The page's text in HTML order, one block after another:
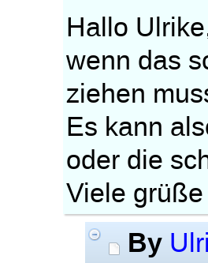
Hallo
wenn das
ziehen
Es kann
oder die
Viele
By